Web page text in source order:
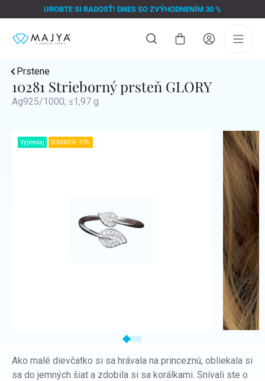
na
UROBTE SI RADOSŤ! DNES SO ZVÝHODNENÍM 30 %
Nákupný
Prstene
10281 Strieborný prsteň GLORY
Ag925/1000; ≤1,97 g
Výpredaj SUMMER -30%
Ako malé dievčatko si sa hrávala na princeznú, obliekala si
sa do jemných šiat a zdobila si sa korálkami. Snívali ste o